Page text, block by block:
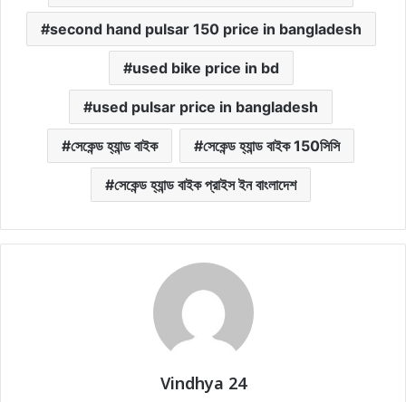
second hand pulsar 150 price in bangladesh
used bike price in bd
used pulsar price in bangladesh
সেকেন্ড হ্যান্ড বাইক সেকেন্ড হ্যান্ড বাইক 150সিসি
সেকেন্ড হ্যান্ড বাইক প্রাইস ইন বাংলাদেশ
Vindhya 24